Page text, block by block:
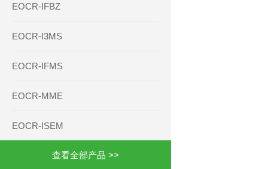
EOCR-IFBZ
EOCR-I3MS
EOCR-IFMS
EOCR-MME
EOCR-ISEM
查看全部产品 >>